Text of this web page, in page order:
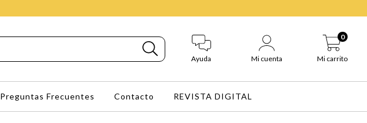
Ayuda Mi cuenta Mi carrito
0
Preguntas Frecuentes Contacto REVISTA DIGITAL